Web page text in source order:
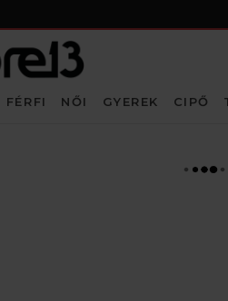
FÉRFI NŐI GYEREK CIPŐ